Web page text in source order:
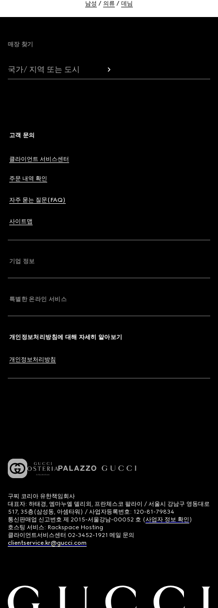
남성 의류 데님
매장 찾기
국가/ 지역 또는 도시
고객 문의
클라이언트 서비스센터
주문 내역 확인
자주 묻는 질문(FAQ)
사이트맵
기업 정보
특별한 온라인 서비스
개인정보처리방침에 대해 자세히 알아보기
개인정보처리방침
구찌 코리아 유한책임회사
대표자: 하태경, 엠마누엘 델리외, 프란체스코 팔라이 / 서울시 강남구 영동대로
517, 35층(삼성동, 아셈타워) / 사업자등록번호: 120-81-79834
통신판매업 신고번호 제 2015-서울강남-00052 호 (사업자 정보 확인)
호스팅 서비스: Rackspace Hosting
클라이언트서비스센터 02-3452-1921 메일 문의
clientservice.kr@gucci.com